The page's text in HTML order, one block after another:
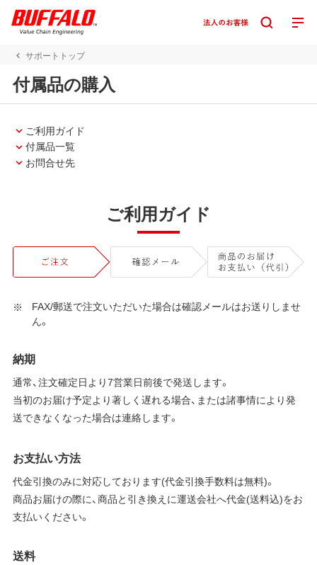
サポートトップ
付属品の購入
ご利用ガイド
付属品一覧
お問合せ先
ご利用ガイド
FAX/郵送で注文いただいた場合は確認メールはお送りしませ
ん。
納期
通常、注文確定日より7営業日前後で発送します。
当初のお届け予定より著しく遅れる場合、または諸事情により発
送できなくなった場合は連絡します。
お支払い方法
代金引換のみに対応しております(代金引換手数料は無料)。
商品お届けの際に、商品と引き換えに運送会社へ代金(送料込)をお
支払いください。
送料